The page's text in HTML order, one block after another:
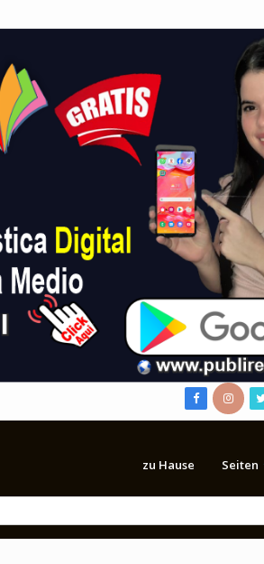
zu Hause Seiten